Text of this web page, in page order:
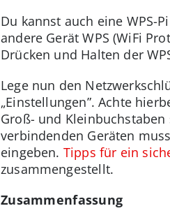
Du kannst auch eine WPS-
andere Gerät WPS (WiFi
Drücken und Halten der
Lege nun den
„Einstellungen”. Achte
Groß- und
verbindenden Geräten
eingeben. Tipps für ein
zusammengestellt.
Zusammenfassung